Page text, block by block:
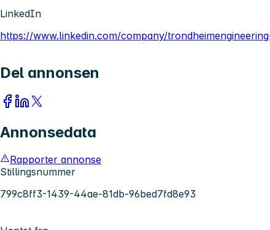
LinkedIn
https://www.linkedin.com/company/
Del annonsen
Annonsedata
Rapporter annonse
Stillingsnummer
799c8ff3-1439-44ae-81db-96bed7fd8e93